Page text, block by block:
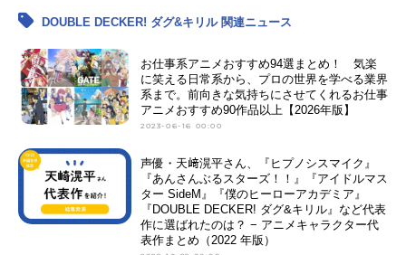
DOUBLE DECKER! ダグ&キリル 関連ニュース
お仕事系アニメおすすめ94選まとめ！ 気楽
に笑える日常系から、プロの世界を学べる業界
系まで。前向きな気持ちにさせてくれるお仕事
アニメおすすめ90作品以上【2026年版】
2023-06-16 00:00
声優・天﨑滉平さん、『ヒプノシスマイク』
『あんさんぶるスターズ！！』『アイドルマス
ター SideM』『僕のヒーローアカデミア』
『DOUBLE DECKER! ダグ&キリル』など代表
作に選ばれたのは？ − アニメキャラクター代
表作まとめ（2022 年版）